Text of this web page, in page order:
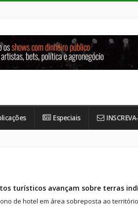
Especiais
turísticos avançam sobre terras
de hotel em área sobreposta ao